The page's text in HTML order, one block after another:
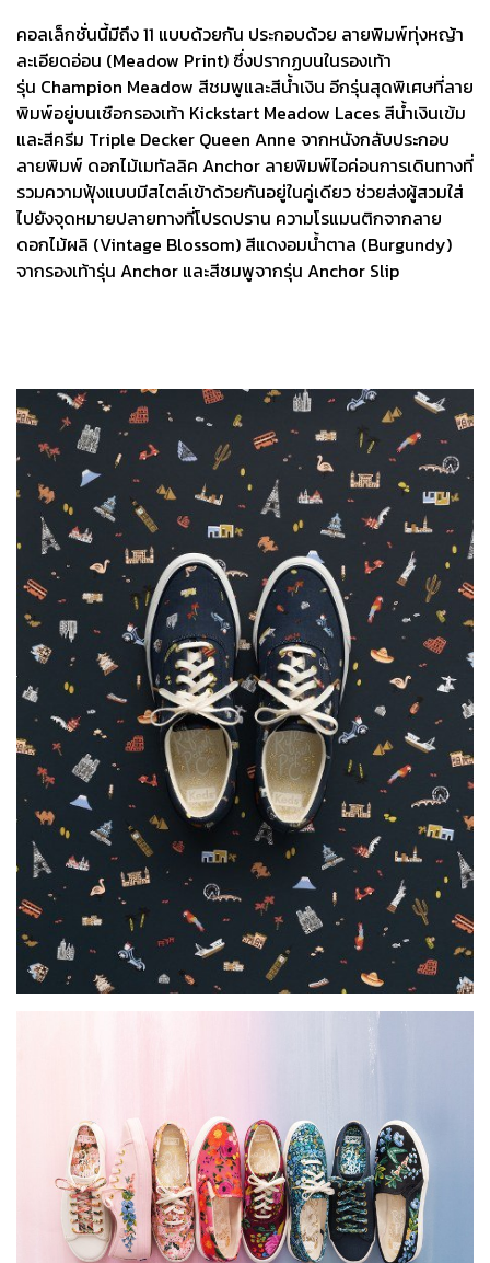
คอลเล็กชั่นนี้มีถึง 11 แบบด้วยกัน ประกอบด้วย ลายพิมพ์ทุ่งหญ้า
ละเอียดอ่อน (Meadow Print) ซึ่งปรากฏบนในรองเท้า
รุ่น Champion Meadow สีชมพูและสีน้ำเงิน อีกรุ่นสุดพิเศษที่ลาย
พิมพ์อยู่บนเชือกรองเท้า Kickstart Meadow Laces สีน้ำเงินเข้ม
และสีครีม Triple Decker Queen Anne จากหนังกลับประกอบ
ลายพิมพ์ ดอกไม้เมทัลลิค Anchor ลายพิมพ์ไอค่อนการเดินทางที่
รวมความฟุ้งแบบมีสไตล์เข้าด้วยกันอยู่ในคู่เดียว ช่วยส่งผู้สวมใส่
ไปยังจุดหมายปลายทางที่โปรดปราน ความโรแมนติกจากลาย
ดอกไม้ผลิ (Vintage Blossom) สีแดงอมน้ำตาล (Burgundy)
จากรองเท้ารุ่น Anchor และสีชมพูจากรุ่น Anchor Slip